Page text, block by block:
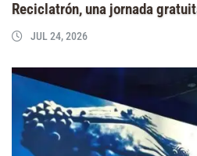
Reciclatrón, una jornada
JUL 24, 2026